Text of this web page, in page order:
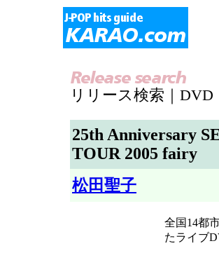
リリース検索｜DVD
25th Anniversary
TOUR 2005 fairy
松田聖子
全国14都
たライブ